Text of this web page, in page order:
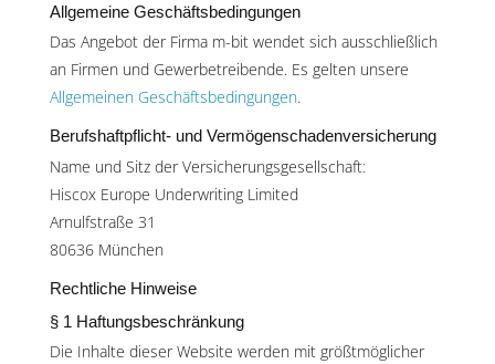
Allgemeine Geschäftsbedingungen
Das Angebot der Firma m-bit wendet sich ausschließlich
an Firmen und Gewerbetreibende. Es gelten unsere
Allgemeinen Geschäftsbedingungen.
Berufshaftpflicht- und Vermögenschadenversicherung
Name und Sitz der Versicherungsgesellschaft:
Hiscox Europe Underwriting Limited
Arnulfstraße 31
80636 München
Rechtliche Hinweise
§ 1 Haftungsbeschränkung
Die Inhalte dieser Website werden mit größtmöglicher